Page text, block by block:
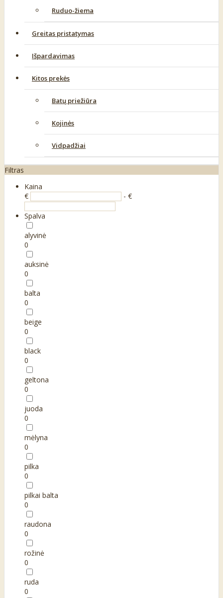
Ruduo-žiema
Greitas pristatymas
Išpardavimas
Kitos prekės
Batų priežiūra
Kojinės
Vidpadžiai
Filtras
Kaina
€
- €
Spalva
alyvinė
0
auksinė
0
balta
0
beige
0
black
0
geltona
0
juoda
0
mėlyna
0
pilka
0
pilkai balta
0
raudona
0
rožinė
0
ruda
0